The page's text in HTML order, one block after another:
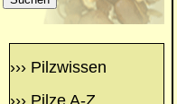
››› Pilzwissen
››› Pilze A-Z